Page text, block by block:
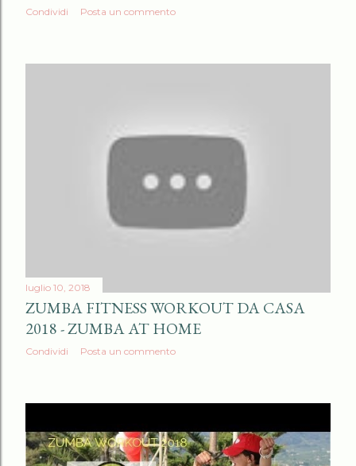
Condividi Posta un commento
luglio 10, 2018
ZUMBA FITNESS WORKOUT DA CASA
2018 - ZUMBA AT HOME
Condividi Posta un commento